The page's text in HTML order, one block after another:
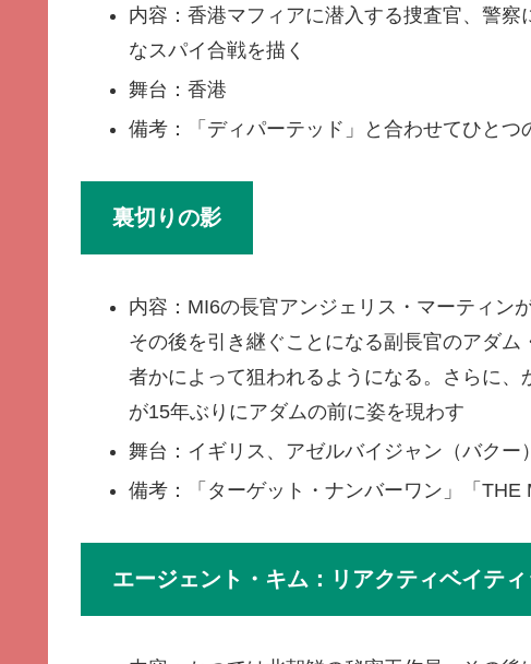
内容：香港マフィアに潜入する捜査官、警
なスパイ合戦を描く
舞台：香港
備考：「ディパーテッド」と合わせてひとつ
裏切りの影
内容：MI6の長官アンジェリス・マーティン
その後を引き継ぐことになる副長官のアダ
者かによって狙われるようになる。さらに
が15年ぶりにアダムの前に姿を現わす
舞台：イギリス、アゼルバイジャン（バクー）
備考：「ターゲット・ナンバーワン」「
エージェント・キム：リアクティベイティ